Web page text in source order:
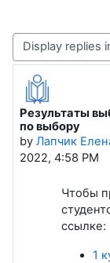
Display mode
Результаты
по выбору
by Лапчик
2022, 4:58 PM
Number of
Чтобы
ссылке:
1